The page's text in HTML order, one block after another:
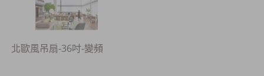
北歐風吊扇-36吋-變頻